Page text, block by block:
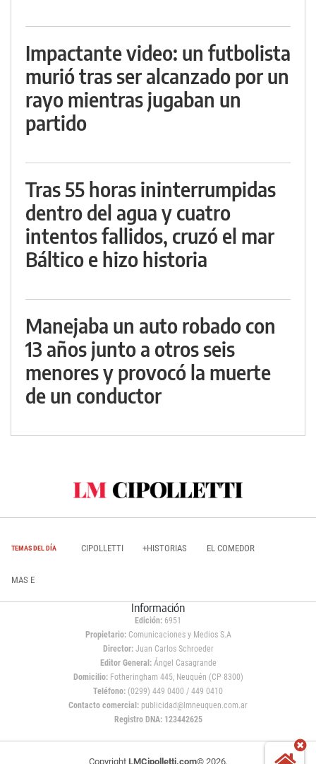
Impactante video: un futbolista
murió tras ser alcanzado por un
rayo mientras jugaban un
partido
Tras 55 horas ininterrumpidas
dentro del agua y cuatro
intentos fallidos, cruzó el mar
Báltico e hizo historia
Manejaba un auto robado con
13 años junto a otros seis
menores y provocó la muerte
de un conductor
TEMAS DEL DÍA CIPOLLETTI +HISTORIAS EL COMEDOR
MAS E
Información
Edición: 6951
Propietario:Comunicaciones y Medios S.A
Director: Juan Carlos Schroeder
Editor General:Ángel Casagrande
Domicilio:Fotheringham 445, Neuquén (CP 8300)
Teléfono: (0299) 449 0400 / 449 0410
Contacto comercial: publicidad@lmneuquen.com.ar
Registro DNA: 123442625
Copyright LMCipolletti.com© 2026,